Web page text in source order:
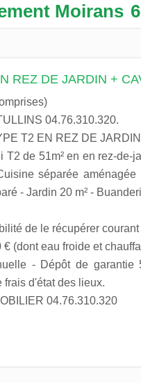
Moirans
REZ DE JARDIN +
04.76.310.320.
T2 EN REZ DE
T2 de 51m² en en rez-de-
séparée
- Jardin 20 m² -
de le récupérer
€ (dont eau froide et
- Dépôt de garantie
frais d'état des lieux.
04.76.310.320